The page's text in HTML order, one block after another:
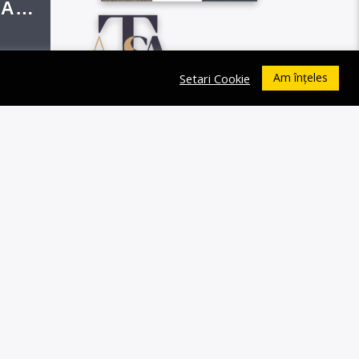
Setari Cookie Am înțeles